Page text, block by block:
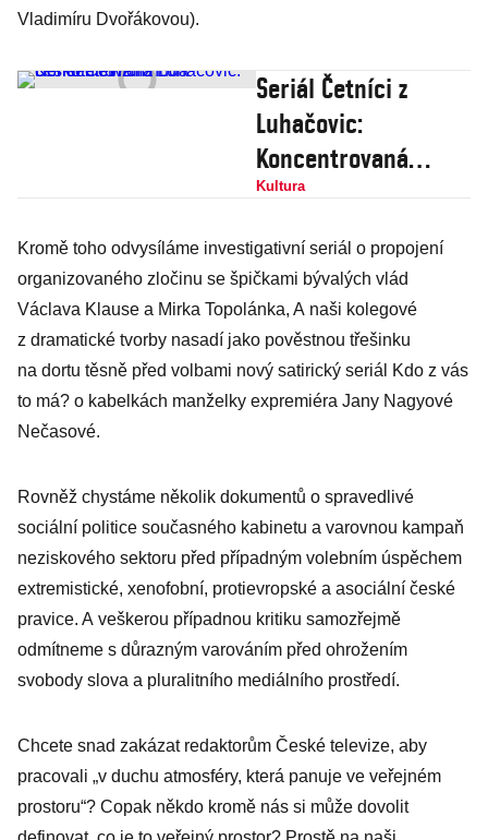
Vladimíru Dvořákovou).
Seriál Četníci z
Luhačovic:
Koncentrovaná
českotelevizní nuda
Kultura
Kromě toho odvysíláme investigativní seriál o propojení
organizovaného zločinu se špičkami bývalých vlád
Václava Klause a Mirka Topolánka, A naši kolegové
z dramatické tvorby nasadí jako pověstnou třešinku
na dortu těsně před volbami nový satirický seriál Kdo z vás
to má? o kabelkách manželky expremiéra Jany Nagyové
Nečasové.
Rovněž chystáme několik dokumentů o spravedlivé
sociální politice současného kabinetu a varovnou kampaň
neziskového sektoru před případným volebním úspěchem
extremistické, xenofobní, protievropské a asociální české
pravice. A veškerou případnou kritiku samozřejmě
odmítneme s důrazným varováním před ohrožením
svobody slova a pluralitního mediálního prostředí.
Chcete snad zakázat redaktorům České televize, aby
pracovali „v duchu atmosféry, která panuje ve veřejném
prostoru“? Copak někdo kromě nás si může dovolit